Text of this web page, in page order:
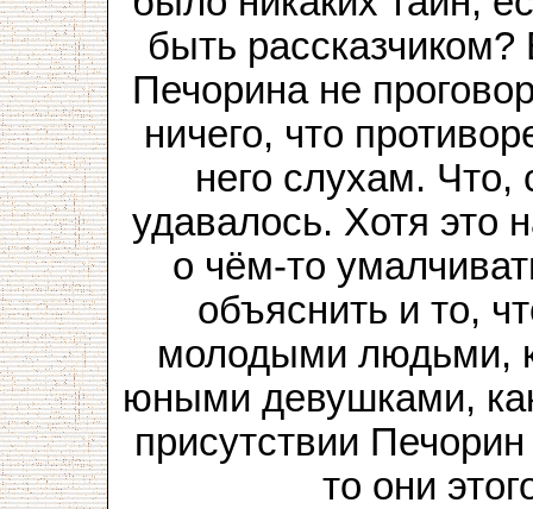
быть
Печорина не
ничего, что
него слухам. Что,
удавалось. Хотя это
о чём-то
объяснить и то,
молодыми людьми,
юными девушками,
присутствии
то они